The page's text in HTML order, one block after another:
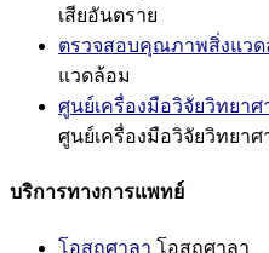
เสียอันตราย
ตรวจสอบคุณภาพสิ่งแวด
แวดล้อม
ศูนย์เครื่องมือวิจัยวิทยาศ
ศูนย์เครื่องมือวิจัยวิทยาศ
บริการทางการแพทย์
โอสถศาลา โอสถศาลา